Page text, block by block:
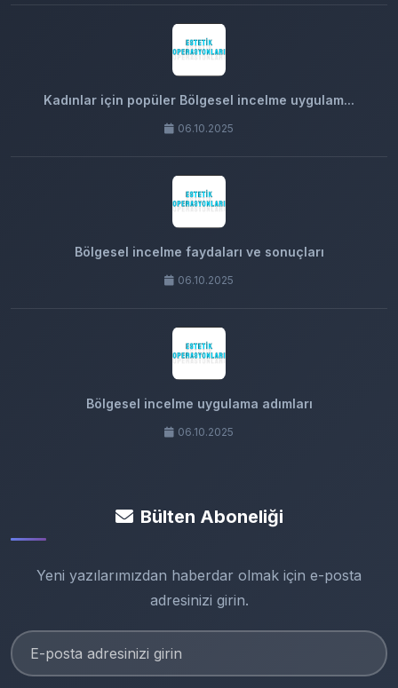
Kadınlar için popüler Bölgesel incelme uygulam...
06.10.2025
Bölgesel incelme faydaları ve sonuçları
06.10.2025
Bölgesel incelme uygulama adımları
06.10.2025
Bülten Aboneliği
Yeni yazılarımızdan haberdar olmak için e-posta
adresinizi girin.